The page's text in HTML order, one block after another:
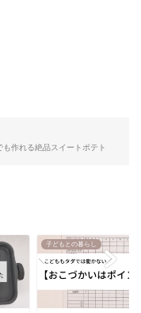
作れる絶品スイートポテト
子どもとの暮らし